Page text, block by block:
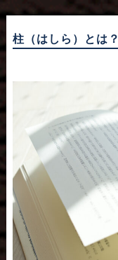
柱（はしら）とは？